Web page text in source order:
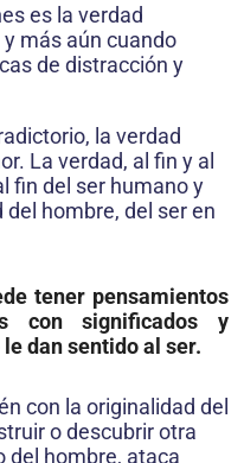
es la verdad
más aún cuando
de distracción y
la verdad
La verdad, al fin y al
fin del ser humano y
hombre, del ser en
tener pensamientos
con significados y
dan sentido al ser.
con la originalidad del
o descubrir otra
del hombre, ataca